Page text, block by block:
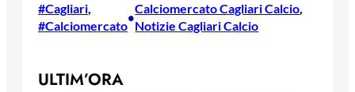
#Cagliari
#Calciomercato
•
Calciomercato Cagliari Calcio
Notizie Cagliari Calcio
ULTIM’ORA